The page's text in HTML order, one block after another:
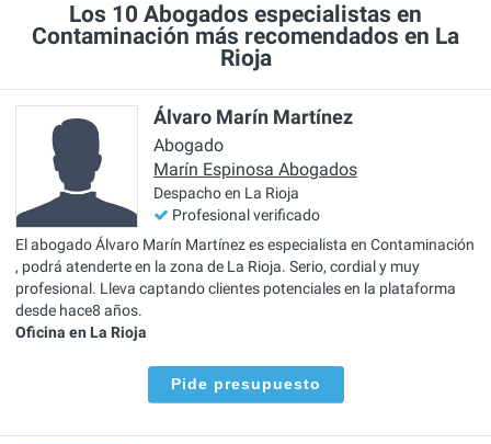
Los 10 Abogados especialistas en
Contaminación más recomendados en La
Rioja
Álvaro Marín Martínez
Abogado
Marín Espinosa Abogados
Despacho en La Rioja
Profesional verificado
El abogado Álvaro Marín Martínez es especialista en Contaminación
, podrá atenderte en la zona de La Rioja. Serio, cordial y muy
profesional. Lleva captando clientes potenciales en la plataforma
desde hace8 años.
Oficina en La Rioja
Pide presupuesto